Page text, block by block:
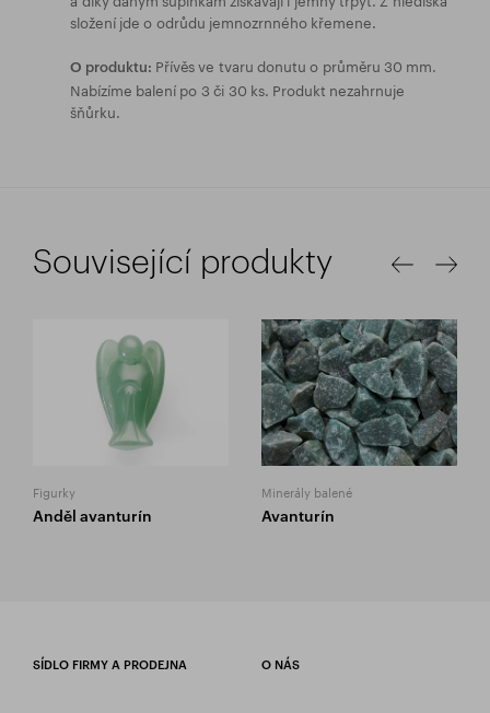
složení jde o odrůdu jemnozrnného křemene.
O produktu: Přívěs ve tvaru donutu o průměru 30 mm.
Nabízíme balení po 3 či 30 ks. Produkt nezahrnuje
šňůrku.
Související produkty
Figurky
Anděl avanturín
Minerály balené
Avanturín
SÍDLO FIRMY A PRODEJNA O NÁS